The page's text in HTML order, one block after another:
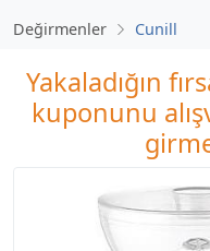
Değirmenler
Cunill
Yakaladığın
kuponunu